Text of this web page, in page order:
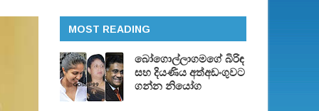
MOST READING
බෝගොල්ලාගමගේ බිරිඳ
සහ දියණිය අත්අඩංගුවට
ගන්න නියෝග